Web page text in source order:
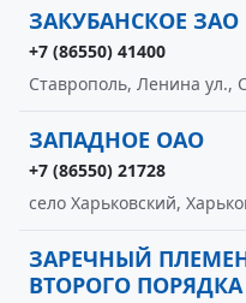
ЗАКУБАНСКОЕ ЗАО
+7 (86550) 41400
Ставрополь, Ленина ул.,
ЗАПАДНОЕ ОАО
+7 (86550) 21728
село Харьковский,
ЗАРЕЧНЫЙ
ВТОРОГО ПОРЯДКА